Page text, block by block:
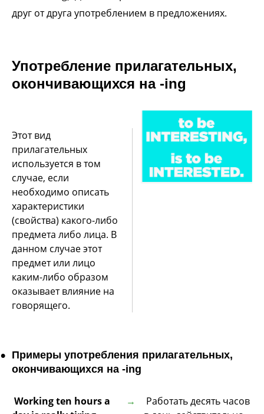
друг от друга употреблением в предложениях.
Употребление прилагательных,
окончивающихся на -ing
Этот вид
прилагательных
используется в том
случае, если
необходимо описать
характеристики
(свойства) какого-либо
предмета либо лица. В
данном случае этот
предмет или лицо
каким-либо образом
оказывает влияние на
говорящего.
Примеры употребления прилагательных,
окончивающихся на -ing
Working ten hours a
Работать десять часов